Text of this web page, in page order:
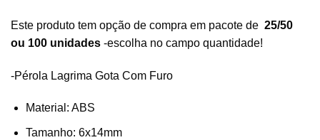
Este produto tem opção de compra em pacote de 25/50
ou 100 unidades -escolha no campo quantidade!
-Pérola Lagrima Gota Com Furo
Material: ABS
Tamanho: 6x14mm